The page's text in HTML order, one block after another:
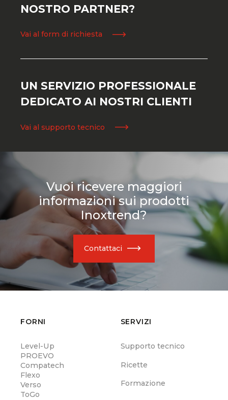
NOSTRO PARTNER?
Vai al form di richiesta
UN SERVIZIO PROFESSIONALE
DEDICATO AI NOSTRI CLIENTI
Vai al supporto tecnico
Vuoi ricevere maggiori
informazioni sui prodotti
Inoxtrend?
Contattaci
FORNI
Level-Up
PROEVO
Compatech
Flexo
Verso
ToGo
SERVIZI
Supporto tecnico
Ricette
Formazione